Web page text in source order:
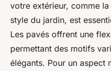
votre extérieur, comme
style du jardin, est
Les pavés offrent une
permettant des motifs
élégants. Pour un aspect